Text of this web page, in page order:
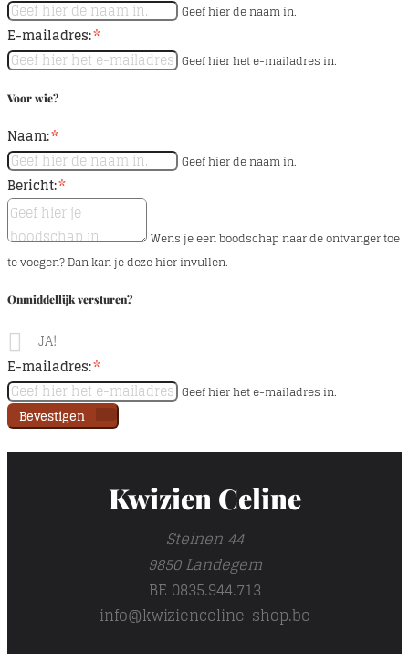
Geef hier de naam in.
E-mailadres:
Geef hier het e-mailadres in.
Voor wie?
Naam:
Geef hier de naam in.
Bericht:
Wens je een boodschap naar de ontvanger toe
te voegen? Dan kan je deze hier invullen.
Onmiddellijk versturen?
JA!
E-mailadres:
Geef hier het e-mailadres in.
Bevestigen
Kwizien Celine
Steinen 44
9850 Landegem
BE 0835.944.713
info@kwizienceline-shop.be